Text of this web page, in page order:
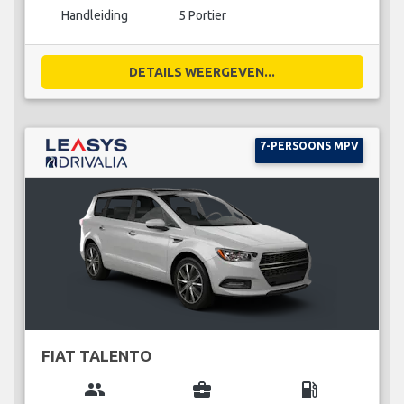
Handleiding 5 Portier
DETAILS WEERGEVEN...
7-PERSOONS MPV
FIAT TALENTO
group business_center local_gas_station